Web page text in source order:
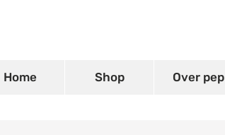
Home Shop Over pep